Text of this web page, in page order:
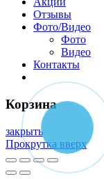
Отзывы
Фото/Видео
Фото
Видео
Контакты
Корзина
закрыть
Прокрутка вверх